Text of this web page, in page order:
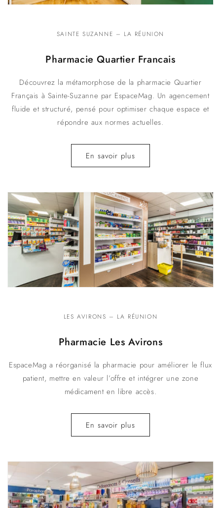
SAINTE SUZANNE – LA RÉUNION
Pharmacie Quartier Francais
Découvrez la métamorphose de la pharmacie Quartier
Français à Sainte-Suzanne par EspaceMag. Un agencement
fluide et structuré, pensé pour optimiser chaque espace et
répondre aux normes actuelles.
En savoir plus
LES AVIRONS – LA RÉUNION
Pharmacie Les Avirons
EspaceMag a réorganisé la pharmacie pour améliorer le flux
patient, mettre en valeur l’offre et intégrer une zone
médicament en libre accès.
En savoir plus